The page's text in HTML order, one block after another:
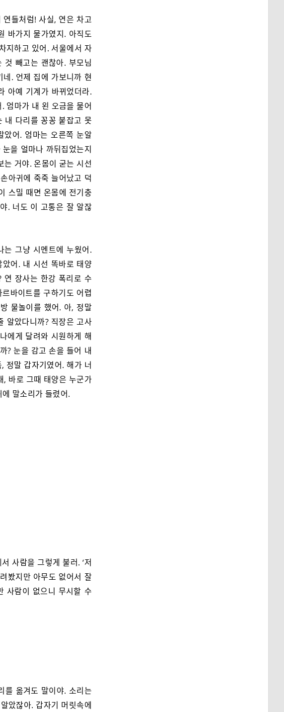
들처럼! 사실, 연은 차고
바가지 물가였지. 아직도
지하고 있어. 서울에서 자
것 빼고는 괜찮아. 부모님
. 언제 집에 가보니까 현
아예 기계가 바뀌었더라.
엄마가 내 왼 오금을 물어
내 다리를 꽁꽁 붙잡고 못
았어. 엄마는 오른쪽 눈알
을 얼마나 까뒤집었는지
거야. 온몸이 굳는 시선
아귀에 죽죽 늘어났고 덕
스밀 때면 온몸에 전기충
. 너도 이 고통은 잘 알잖
는 그냥 시멘트에 누웠어.
어. 내 시선 똑바로 태양
연 장사는 한강 폭리로 수
바이트를 구하기도 어렵
물놀이를 했어. 아, 정말
알았다니까? 직장은 고사
에게 달려와 시원하게 해
? 눈을 감고 손을 들어 내
정말 갑자기였어. 해가 너
, 바로 그때 태양은 누군가
말소리가 들렸어.
사람을 그렇게 불러. ‘저
봤지만 아무도 없어서 잘
사람이 없으니 무시할 수
를 옮겨도 말이야. 소리는
았잖아. 갑자기 머릿속에